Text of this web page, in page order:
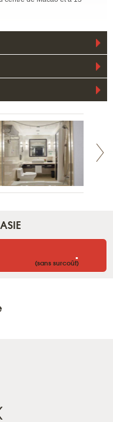
.
(sans surcoût)